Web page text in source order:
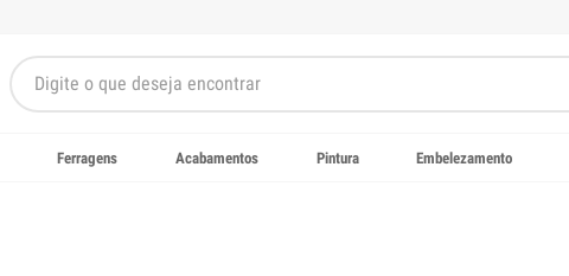
Ferragens Acabamentos Pintura Embelezamento